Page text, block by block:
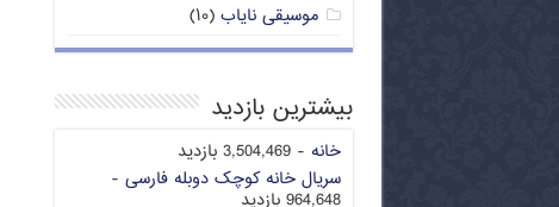
موسیقی نایاب (۱۰)
بیشترین بازدید
خانه - 3,504,469 بازدید
سریال خانه کوچک دوبله فارسی -
964,648 بازدید